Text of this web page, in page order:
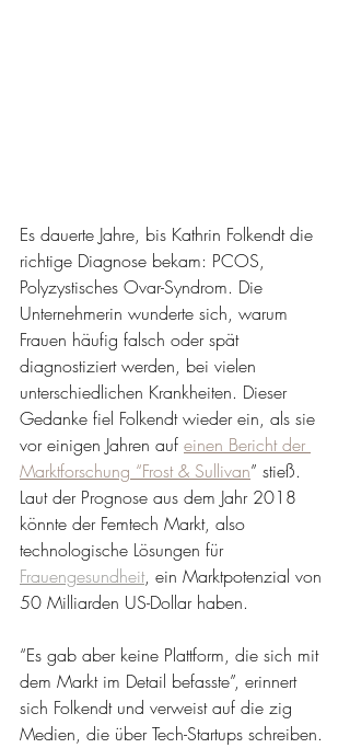
Es dauerte Jahre, bis Kathrin Folkendt die
richtige Diagnose bekam: PCOS,
Polyzystisches Ovar-Syndrom. Die
Unternehmerin wunderte sich, warum
Frauen häufig falsch oder spät
diagnostiziert werden, bei vielen
unterschiedlichen Krankheiten. Dieser
Gedanke fiel Folkendt wieder ein, als sie
vor einigen Jahren auf einen Bericht der
Marktforschung “Frost & Sullivan” stieß.
Laut der Prognose aus dem Jahr 2018
könnte der Femtech Markt, also
technologische Lösungen für
Frauengesundheit, ein Marktpotenzial von
50 Milliarden US-Dollar haben.
“Es gab aber keine Plattform, die sich mit
dem Markt im Detail befasste”, erinnert
sich Folkendt und verweist auf die zig
Medien, die über Tech-Startups schreiben.